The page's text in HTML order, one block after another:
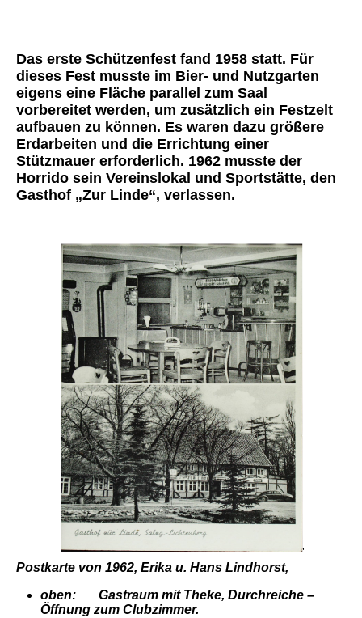
Das erste Schützenfest fand 1958 statt. Für
dieses Fest musste im Bier- und Nutzgarten
eigens eine Fläche parallel zum Saal
vorbereitet werden, um zusätzlich ein Festzelt
aufbauen zu können. Es waren dazu größere
Erdarbeiten und die Errichtung einer
Stützmauer erforderlich. 1962 musste der
Horrido sein Vereinslokal und Sportstätte, den
Gasthof „Zur Linde“, verlassen.
Postkarte von 1962, Erika u. Hans Lindhorst,
oben: Gastraum mit Theke, Durchreiche –
Öffnung zum Clubzimmer.